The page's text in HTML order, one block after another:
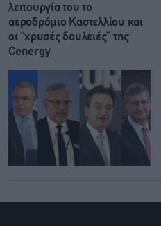
λειτουργία του το
αεροδρόμιο Καστελλίου και
οι “χρυσές δουλειές” της
Cenergy